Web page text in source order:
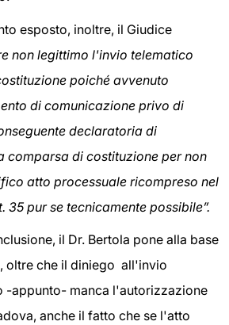
esposto, inoltre, il Giudice
non legittimo l'invio telematico
poiché avvenuto
di comunicazione privo di
declaratoria di
comparsa di costituzione per non
atto processuale ricompreso nel
pur se tecnicamente possibile”.
il Dr. Bertola pone alla base
oltre che il diniego all'invio
-appunto- manca l'autorizzazione
anche il fatto che se l'atto